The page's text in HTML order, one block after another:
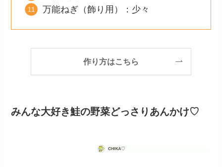
万能ねぎ（飾り用）：少々
作り方はこちら
みんな大好き鮭の野菜どっさりあんかけ♡